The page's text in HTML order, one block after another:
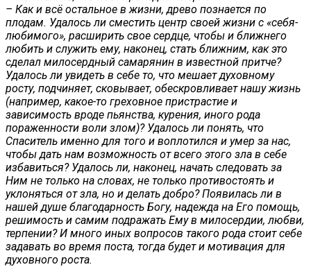
– Как и всё остальное в жизни, древо познается по
плодам. Удалось ли сместить центр своей жизни с «себя-
любимого», расширить свое сердце, чтобы и ближнего
любить и служить ему, наконец, стать ближним, как это
сделал милосердный самарянин в известной притче?
Удалось ли увидеть в себе то, что мешает духовному
росту, подчиняет, сковывает, обескровливает нашу жизнь
(например, какое-то греховное пристрастие и
зависимость вроде пьянства, курения, иного рода
пораженности воли злом)? Удалось ли понять, что
Спаситель именно для того и воплотился и умер за нас,
чтобы дать нам возможность от всего этого зла в себе
избавиться? Удалось ли, наконец, начать следовать за
Ним не только на словах, не только противостоять и
уклоняться от зла, но и делать добро? Появилась ли в
нашей душе благодарность Богу, надежда на Его помощь,
решимость и самим подражать Ему в милосердии, любви,
терпении? И много иных вопросов такого рода стоит себе
задавать во время поста, тогда будет и мотивация для
духовного роста.